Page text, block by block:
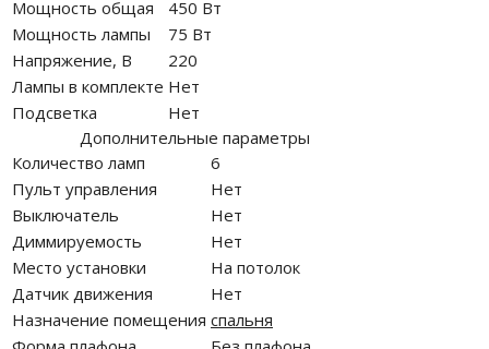
Мощность общая
450 Вт
Мощность лампы
75 Вт
Напряжение, В
220
Лампы в комплекте Нет
Подсветка
Нет
Дополнительные параметры
Количество ламп
6
Пульт управления
Нет
Выключатель
Нет
Диммируемость
Нет
Место установки
На потолок
Датчик движения
Нет
Назначение помещения спальня